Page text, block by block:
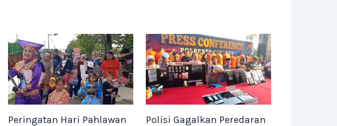
Peringatan Hari Pahlawan
Polisi Gagalkan Peredaran